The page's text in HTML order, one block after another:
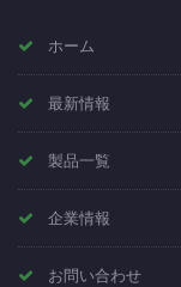
ホーム
最新情報
製品一覧
企業情報
お問い合わせ